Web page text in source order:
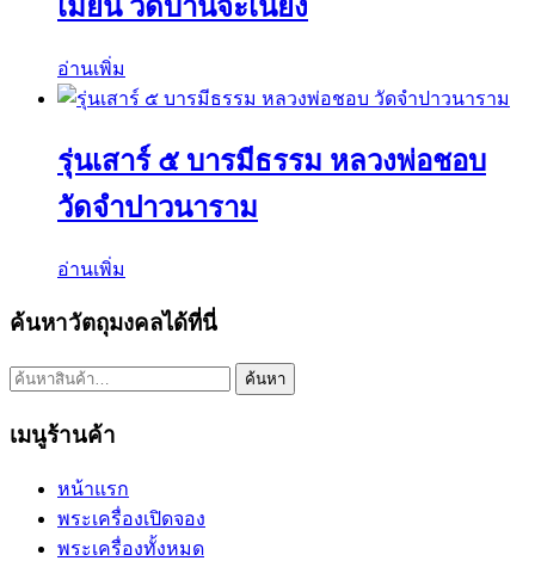
เมียน วัดบ้านจะเนียง
อ่านเพิ่ม
รุ่นเสาร์ ๕ บารมีธรรม หลวงพ่อชอบ
วัดจำปาวนาราม
อ่านเพิ่ม
ค้นหาวัตถุมงคลได้ที่นี่
ค้นหา: ค้นหา
เมนูร้านค้า
หน้าแรก
พระเครื่องเปิดจอง
พระเครื่องทั้งหมด